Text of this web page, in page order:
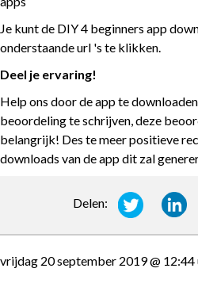
Je kunt de DIY 4 beginners app
onderstaande url 's te klikken.
Deel je ervaring!
Help ons door de app te
beoordeling te schrijven, deze
belangrijk! Des te meer positieve
downloads van de app dit zal
Delen:
vrijdag 20 september 2019 @ 12:44